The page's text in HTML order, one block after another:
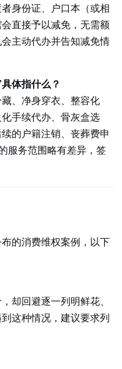
身份证、户口本（或相
直接予以减免，无需额
主动代办并告知减免情
体指什么？
、净身穿衣、整容化
手续代办、骨灰盒选
的户籍注销、丧葬费申
服务范围略有差异，签
的消费维权案例，以下
却回避逐一列明鲜花、
这种情况，建议要求列